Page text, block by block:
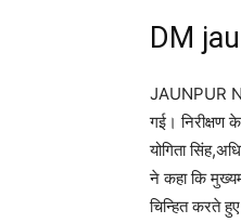
DM
JAUNPUR
गई। निरीक्षण
योगिता
ने कहा कि
चिन्हित करते